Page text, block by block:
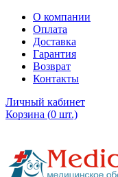
О компании
Оплата
Доставка
Гарантия
Возврат
Контакты
Личный кабинет
Корзина (0 шт.)